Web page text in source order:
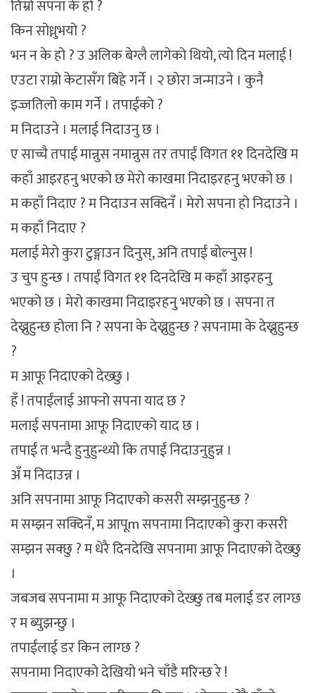
तिम्रो सपना के हो ?
किन सोध्नुभयो ?
भन न के हो ? उ अलिक बेग्लै लागेको थियो, त्यो दिन मलाई !
एउटा राम्रो केटासँग बिहे गर्ने । २ छोरा जन्माउने । कुनै
इज्जतिलो काम गर्ने । तपाईंको ?
म निदाउने । मलाई निदाउनु छ ।
ए साच्चै तपाईं मान्नुस नमान्नुस तर तपाईं विगत ११ दिनदेखि म
कहाँ आइरहनु भएको छ मेरो काखमा निदाइरहनु भएको छ ।
म कहाँ निदाए ? म निदाउन सक्दिनँ । मेरो सपना हो निदाउने ।
म कहाँ निदाए ?
मलाई मेरो कुरा टुङ्गाउन दिनुस्, अनि तपाईं बोल्नुस !
उ चुप हुन्छ । तपाईं विगत ११ दिनदेखि म कहाँ आइरहनु
भएको छ । मेरो काखमा निदाइरहनु भएको छ । सपना त
देख्नुहुन्छ होला नि ? सपना के देख्नुहुन्छ ? सपनामा के देख्नुहुन्छ
?
म आफू निदाएको देख्छु ।
हँ ! तपाईंलाई आफ्नो सपना याद छ ?
मलाई सपनामा आफू निदाएको याद छ ।
तपाईं त भन्दै हुनुहुन्थ्यो कि तपाईं निदाउनुहुन्न ।
अँ म निदाउन्न ।
अनि सपनामा आफू निदाएको कसरी सम्झनुहुन्छ ?
म सम्झन सक्दिनँ, म आपूm सपनामा निदाएको कुरा कसरी
सम्झन सक्छु ? म धेरै दिनदेखि सपनामा आफू निदाएको देख्छु
।
जबजब सपनामा म आफू निदाएको देख्छु तब मलाई डर लाग्छ
र म ब्युझन्छु ।
तपाईंलाई डर किन लाग्छ ?
सपनामा निदाएको देखियो भने चाँडै मरिन्छ रे !